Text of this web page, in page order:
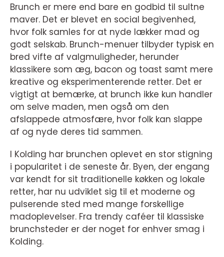
Brunch er mere end bare en godbid til sultne
maver. Det er blevet en social begivenhed,
hvor folk samles for at nyde lækker mad og
godt selskab. Brunch-menuer tilbyder typisk en
bred vifte af valgmuligheder, herunder
klassikere som æg, bacon og toast samt mere
kreative og eksperimenterende retter. Det er
vigtigt at bemærke, at brunch ikke kun handler
om selve maden, men også om den
afslappede atmosfære, hvor folk kan slappe
af og nyde deres tid sammen.
I Kolding har brunchen oplevet en stor stigning
i popularitet i de seneste år. Byen, der engang
var kendt for sit traditionelle køkken og lokale
retter, har nu udviklet sig til et moderne og
pulserende sted med mange forskellige
madoplevelser. Fra trendy caféer til klassiske
brunchsteder er der noget for enhver smag i
Kolding.